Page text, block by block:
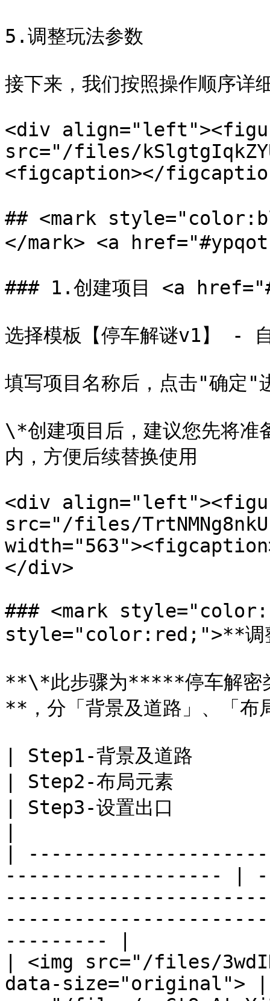
5.调整玩法参数
接下来，我们按照操作顺序详
<div
src="/files/
<figcaption></
## <mark
</mark> <a
### 1.创建项目 <a
选择模板【停车解谜v1】 -
填写项目名称后，点击"确定"
\*创建项目后，建议您先将准
内，方便后续替换使用
<div
src="/files/
</div>
### <mark
style="color:red;">**调整
**\*此步骤为*****停车解密
**，分「背景及道路」、「布
| Step1-背景及道路
| Step2-布局元素
| Step3-设置出口
|
------------------- |
--------- |
| <img src="/files/
data-size="original"> |